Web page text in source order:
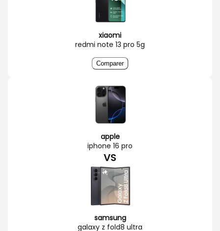
xiaomi
redmi note 13 pro 5g
Comparer
apple
iphone 16 pro
VS
samsung
galaxy z fold8 ultra